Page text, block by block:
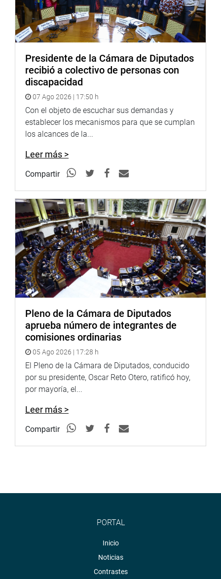
Presidente de la Cámara de Diputados
recibió a colectivo de personas con
discapacidad
07 Ago 2026 | 17:50 h
Con el objeto de escuchar sus demandas y
establecer los mecanismos para que se cumplan
los alcances de la...
Leer más >
Compartir
Pleno de la Cámara de Diputados
aprueba número de integrantes de
comisiones ordinarias
05 Ago 2026 | 17:28 h
El Pleno de la Cámara de Diputados, conducido
por su presidente, Oscar Reto Otero, ratificó hoy,
por mayoría, el...
Leer más >
Compartir
PORTAL
Inicio
Noticias
Contrastes